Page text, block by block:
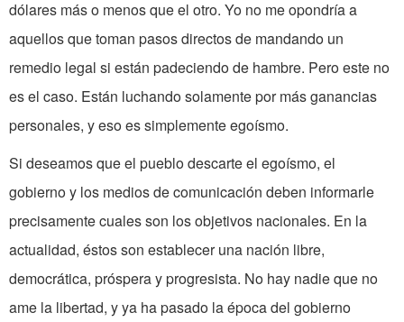
dólares más o menos que el otro. Yo no me opondría a
aquellos que toman pasos directos de­ mandando un
remedio legal si están padeciendo de hambre. Pero este no
es el caso. Están luchando solamente por más ganancias
personales, y eso es simplemente egoísmo.
Si deseamos que el pueblo descarte el egoísmo, el
gobierno y los medios de comunicación deben informarle
precisamente cuales son los objetivos nacionales. En la
actualidad, éstos son establecer una nación libre,
democrática, próspera y progresista. No hay nadie que no
ame la libertad, y ya ha pasado la época del gobierno